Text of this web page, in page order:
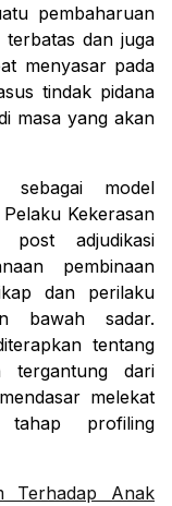
pembaharuan
dan juga
menyasar pada
tindak pidana
masa yang akan
sebagai model
Kekerasan
adjudikasi
pembinaan
dan perilaku
bawah sadar.
tentang
tergantung dari
melekat
tahap profiling
Terhadap Anak